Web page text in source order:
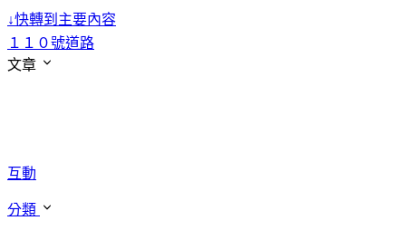
↓快轉到主要內容
１１０號道路
文章
互動
分類